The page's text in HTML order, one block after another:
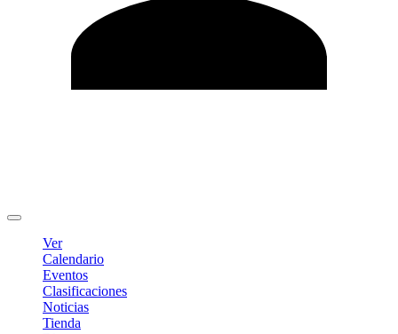
Ver
Calendario
Eventos
Clasificaciones
Noticias
Tienda